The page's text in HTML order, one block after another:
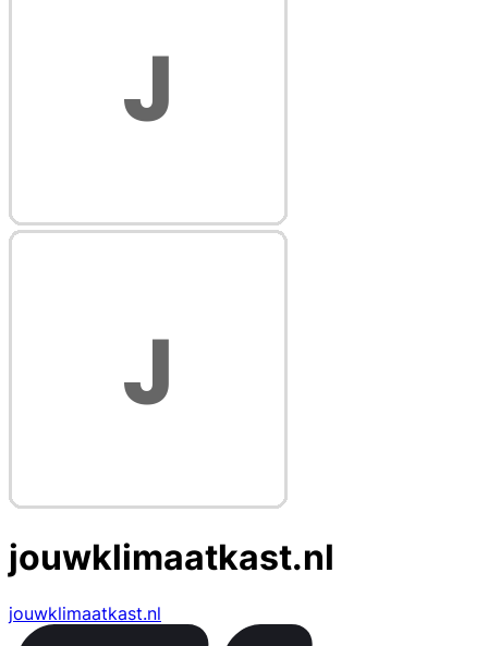
jouwklimaatkast.nl
jouwklimaatkast.nl